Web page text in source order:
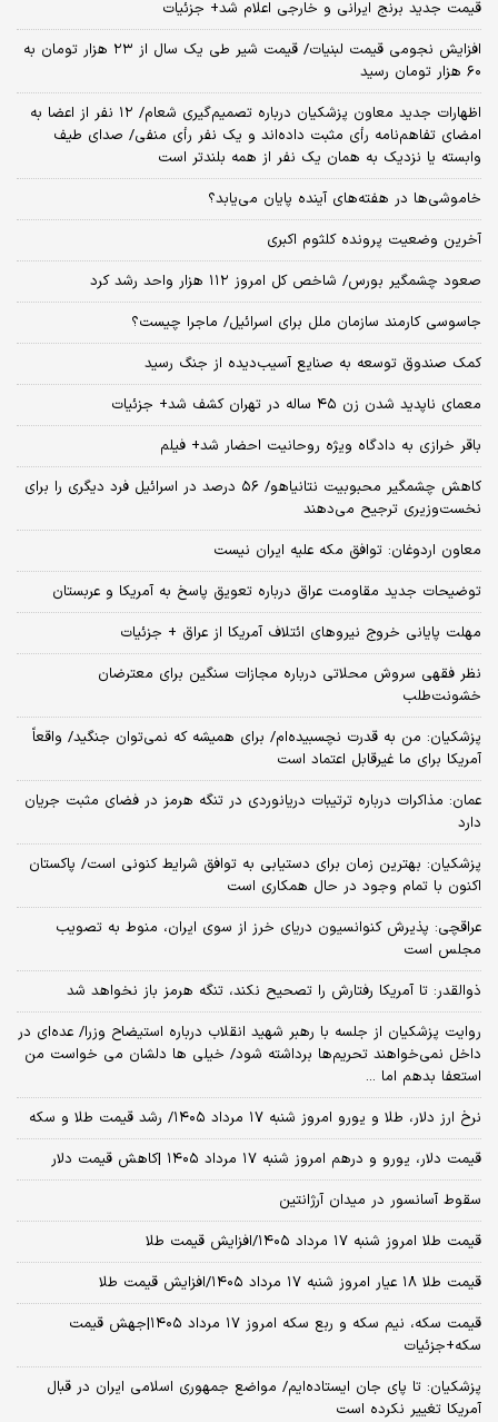
قیمت جدید برنج ایرانی و خارجی اعلام شد+ جزئیات
افزایش نجومی قیمت لبنیات/ قیمت شیر طی یک سال از ۲۳ هزار تومان به
۶۰ هزار تومان رسید
اظهارات جدید معاون پزشکیان درباره تصمیم‌گیری شعام/ ۱۲ نفر از اعضا به
امضای تفاهم‌نامه رأی مثبت داده‌اند و یک نفر رأی منفی/ صدای طیف
وابسته یا نزدیک به همان یک نفر از همه بلندتر است
خاموشی‌ها در هفته‌های آینده پایان می‌یابد؟
آخرین وضعیت پرونده کلثوم اکبری
صعود چشمگیر بورس/ شاخص کل امروز ۱۱۲ هزار واحد رشد کرد
جاسوسی کارمند سازمان ملل برای اسرائیل/ ماجرا چیست؟
کمک صندوق توسعه به صنایع آسیب‌دیده از جنگ رسید
معمای ناپدید شدن زن ۴۵ ساله در تهران کشف شد+ جزئیات
باقر خرازی به دادگاه ویژه روحانیت احضار شد+ فیلم
کاهش چشمگیر محبوبیت نتانیاهو/ ۵۶ درصد در اسرائیل فرد دیگری را برای
نخست‌وزیری ترجیح می‌دهند
معاون اردوغان: توافق مکه علیه ایران نیست
توضیحات جدید مقاومت عراق درباره تعویق پاسخ به آمریکا و عربستان
مهلت پایانی خروج نیروهای ائتلاف آمریکا از عراق + جزئیات
نظر فقهی سروش محلاتی درباره مجازات سنگین برای معترضان
خشونت‌طلب
پزشکیان: من به قدرت نچسبیده‌ام/ برای همیشه که نمی‌توان جنگید/ واقعاً
آمریکا برای ما غیرقابل اعتماد است
عمان: مذاکرات درباره ترتیبات دریانوردی در تنگه هرمز در فضای مثبت جریان
دارد
پزشکیان‌: بهترین زمان برای دستیابی به توافق شرایط کنونی است/ پاکستان
اکنون با تمام وجود در حال همکاری است
عراقچی: پذیرش کنوانسیون دریای خرز از سوی ایران، منوط به تصویب
مجلس است
ذوالقدر: تا آمریکا رفتارش را تصحیح نکند، تنگه هرمز باز نخواهد شد
روایت پزشکیان از جلسه با رهبر شهید انقلاب درباره استیضاح وزرا/ عده‌ای در
داخل نمی‌خواهند تحریم‌ها برداشته شود/ خیلی ها دلشان می خواست من
استعفا بدهم اما ...
نرخ ارز دلار، طلا و یورو امروز شنبه ۱۷ مرداد ۱۴۰۵/ رشد قیمت طلا و سکه
قیمت دلار، یورو و درهم امروز شنبه ۱۷ مرداد ۱۴۰۵ |کاهش قیمت دلار
سقوط آسانسور در میدان آرژانتین
قیمت طلا امروز شنبه ۱۷ مرداد ۱۴۰۵/افزایش قیمت طلا
قیمت طلا ۱۸ عیار امروز شنبه ۱۷ مرداد ۱۴۰۵/افزایش قیمت طلا
قیمت سکه، نیم سکه و ربع سکه امروز ۱۷ مرداد ۱۴۰۵|جهش قیمت
سکه+جزئیات
پزشکیان: تا پای جان ایستاده‌ایم/ مواضع جمهوری اسلامی ایران در قبال
آمریکا تغییر نکرده است